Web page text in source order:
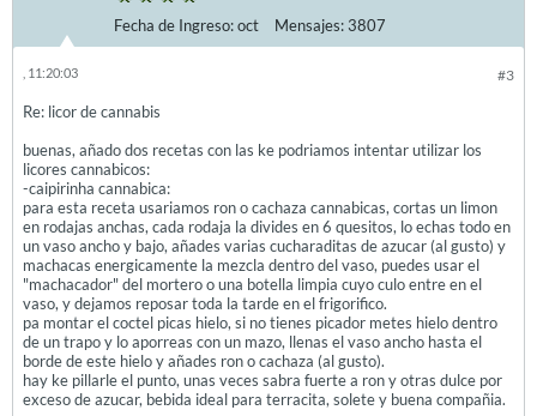
Fecha de Ingreso:oct Mensajes:3807
#3
, 11:20:03
Re: licor de cannabis
buenas, añado dos recetas con las ke podriamos intentar utilizar los
licores cannabicos:
-caipirinha cannabica:
para esta receta usariamos ron o cachaza cannabicas, cortas un limon
en rodajas anchas, cada rodaja la divides en 6 quesitos, lo echas todo en
un vaso ancho y bajo, añades varias cucharaditas de azucar (al gusto) y
machacas energicamente la mezcla dentro del vaso, puedes usar el
"machacador" del mortero o una botella limpia cuyo culo entre en el
vaso, y dejamos reposar toda la tarde en el frigorifico.
pa montar el coctel picas hielo, si no tienes picador metes hielo dentro
de un trapo y lo aporreas con un mazo, llenas el vaso ancho hasta el
borde de este hielo y añades ron o cachaza (al gusto).
hay ke pillarle el punto, unas veces sabra fuerte a ron y otras dulce por
exceso de azucar, bebida ideal para terracita, solete y buena compañia.